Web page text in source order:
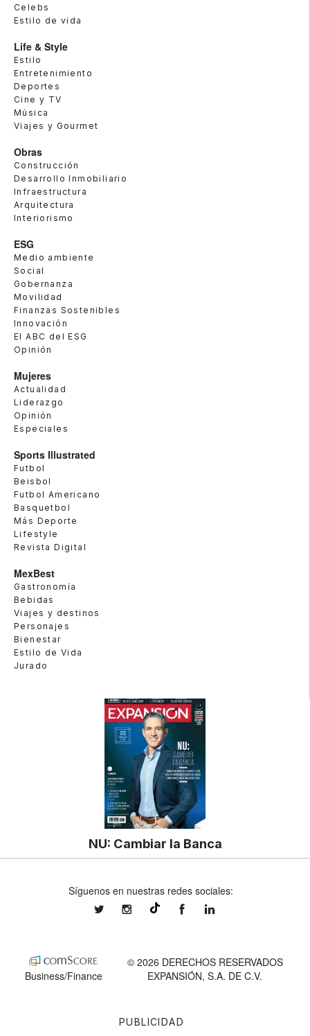
Celebs
Estilo de vida
Life & Style
Estilo
Entretenimiento
Deportes
Cine y TV
Música
Viajes y Gourmet
Obras
Construcción
Desarrollo Inmobiliario
Infraestructura
Arquitectura
Interiorismo
ESG
Medio ambiente
Social
Gobernanza
Movilidad
Finanzas Sostenibles
Innovación
El ABC del ESG
Opinión
Mujeres
Actualidad
Liderazgo
Opinión
Especiales
Sports Illustrated
Futbol
Beisbol
Futbol Americano
Basquetbol
Más Deporte
Lifestyle
Revista Digital
MexBest
Gastronomía
Bebidas
Viajes y destinos
Personajes
Bienestar
Estilo de Vida
Jurado
NU: Cambiar la Banca
PUBLICIDAD
Síguenos en nuestras redes sociales:
expansionmxexpansionmx ExpansionMex
Business/Finance
© 2026 DERECHOS RESERVADOS
EXPANSIÓN, S.A. DE C.V.